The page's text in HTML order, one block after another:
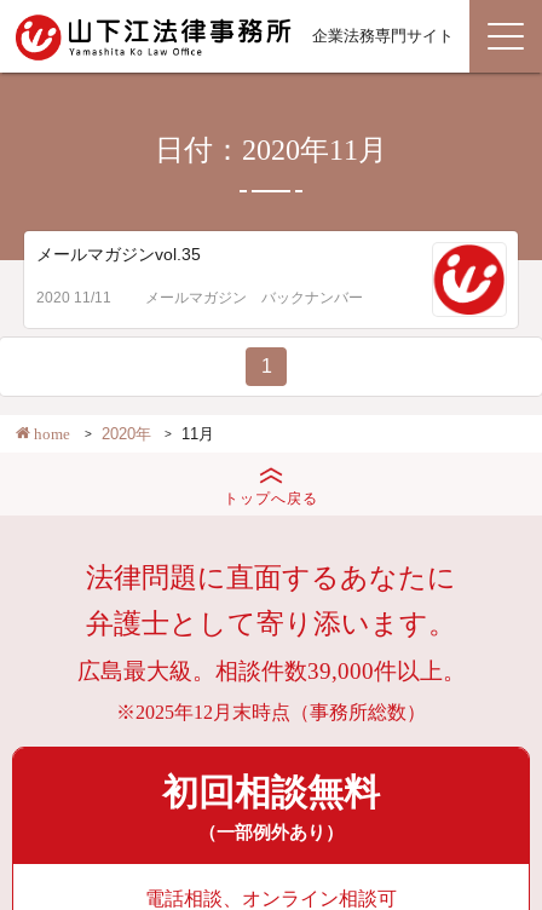
企業法務専門サイト
日付：2020年11月
メールマガジンvol.35
2020 11/11 メールマガジン バックナンバー
1
home 2020年 11月
トップへ戻る
法律問題に直面するあなたに
弁護士として寄り添います。
広島最大級。相談件数39,000件以上。
※2025年12月末時点（事務所総数）
初回相談無料
（一部例外あり）
電話相談、オンライン相談可